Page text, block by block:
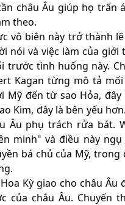
châu Âu giúp họ trấn
theo.
vô biên này trở thành
nói và việc làm của giới
trước tình huống này.
Kagan từng mô tả
Mỹ đến từ sao Hỏa,
Kim, đây là bên yếu
Âu phụ trách rửa bát.
minh" và điều này ngụ
bá chủ của Mỹ, trong
Kỳ giao cho châu Âu
của châu Âu. Chuyến